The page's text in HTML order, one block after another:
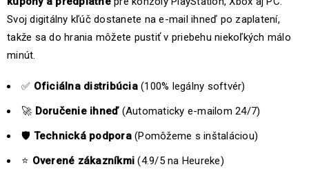
Svoj digitálny kľúč dostanete na e-mail ihneď po zaplatení,
takže sa do hrania môžete pustiť v priebehu niekoľkých málo
minút.
✅ Oficiálna distribúcia(100% legálny softvér)
🚀 Doručenie ihneď(Automaticky e-mailom 24/7)
🛡️ Technická podpora(Pomôžeme s inštaláciou)
⭐ Overené zákazníkmi (4.9/5 na Heureke)